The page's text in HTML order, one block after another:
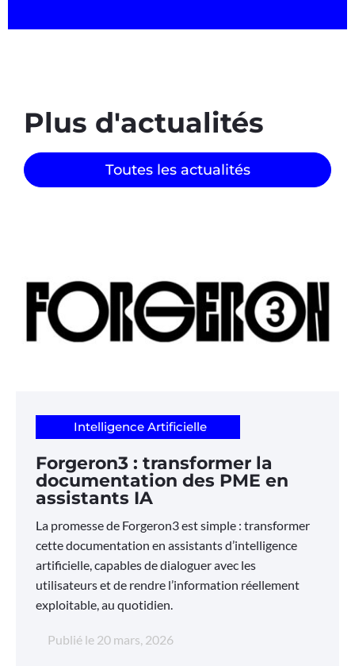
Plus d'actualités
Toutes les actualités
Intelligence Artificielle
Forgeron3 : transformer la
documentation des PME en
assistants IA
La promesse de Forgeron3 est simple : transformer
cette documentation en assistants d’intelligence
artificielle, capables de dialoguer avec les
utilisateurs et de rendre l’information réellement
exploitable, au quotidien.
Publié le 20 mars, 2026